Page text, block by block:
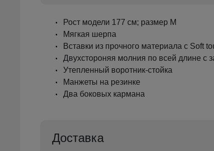
Рост модели 177 см; размер M
Мягкая шерпа
Вставки из прочного материала с Soft
Двухстороняя молния по всей длине с
Утепленный воротник-стойка
Манжеты на резинке
Два боковых кармана
Доставка